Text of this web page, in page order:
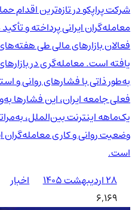
شرکت پراپکو در تازه‌ترین اقدام
معامله‌گران ایرانی پرداخته و
فعالان بازارهای مالی طی
یافته است. معامله‌گری در
به‌طور ذاتی با فشارهای روانی و
فعلی جامعه ایران، این فشارها
یک‌ماهه اینترنت بین‌الملل،
وضعیت روانی و کاری معامله‌گران
است.
۲۸ اردیبهشت ۱۴۰۵
اخبار
6,169